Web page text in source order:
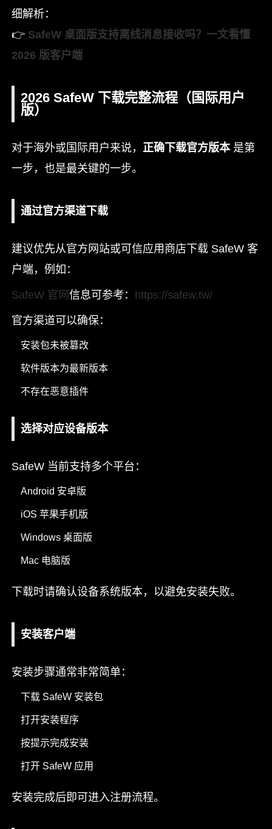
细解析：
👉 SafeW 桌面版支持离线消息接收吗？一文看懂
2026 版客户端
2026 SafeW 下载完整流程（国际用户
版）
对于海外或国际用户来说， 正确下载官方版本是第
一步，也是最关键的一步。
通过官方渠道下载
建议优先从官方网站或可信应用商店下载 SafeW 客
户端，例如：
SafeW 官网 信息可参考： https://safew.tw/
官方渠道可以确保：
安装包未被篡改
软件版本为最新版本
不存在恶意插件
选择对应设备版本
SafeW 当前支持多个平台：
Android 安卓版
iOS 苹果手机版
Windows 桌面版
Mac 电脑版
下载时请确认设备系统版本，以避免安装失败。
安装客户端
安装步骤通常非常简单：
下载 SafeW 安装包
打开安装程序
按提示完成安装
打开 SafeW 应用
安装完成后即可进入注册流程。